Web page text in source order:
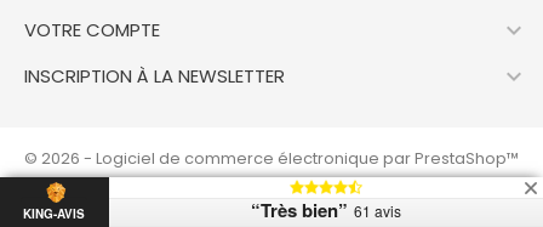
VOTRE COMPTE 
INSCRIPTION À LA NEWSLETTER 
© 2026 - Logiciel de commerce électronique par PrestaShop™
KING-AVIS “Très bien” 61 avis